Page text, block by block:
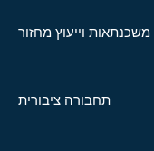
משכנתאות וייעוץ מחזור
תחבורה ציבורית